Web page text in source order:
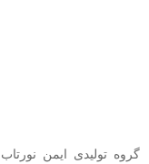
گروه توليدی ايمن